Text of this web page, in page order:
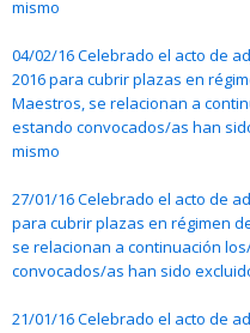
mismo
04/02/16 Celebrado el acto de
2016 para cubrir plazas en
Maestros, se relacionan a
estando convocados/as han
mismo
27/01/16 Celebrado el acto de
para cubrir plazas en régimen
se relacionan a continuación
convocados/as han sido
21/01/16 Celebrado el acto de